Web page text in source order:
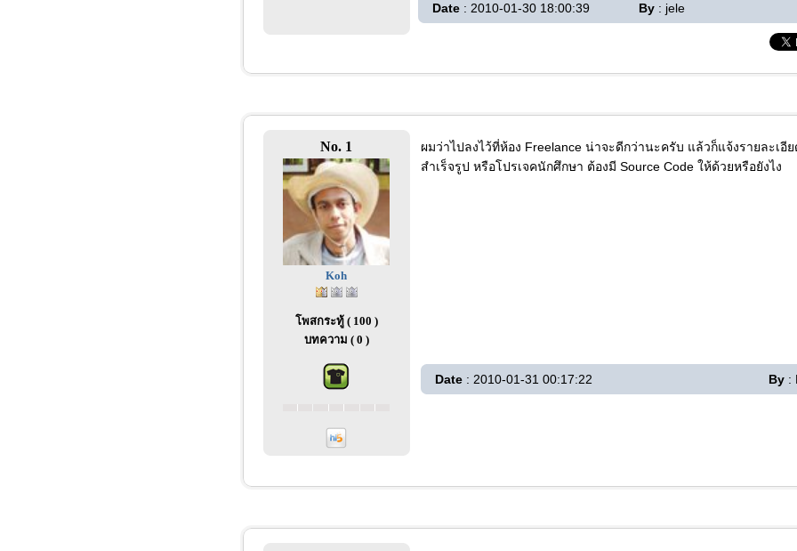
Date : 2010-01-30 18:00:39 By : jele
No. 1
Koh
โพสกระทู้ ( 100 )
บทความ ( 0 )
ผมว่าไปลงไว้ที่ห้อง Freelance น่าจะดีกว่านะครับ แล้วก็แจ้งรายละเอี
สำเร็จรูป หรือโปรเจคนักศึกษา ต้องมี Source Code ให้ด้วยหรือยังไง
Date : 2010-01-31 00:17:22 By :